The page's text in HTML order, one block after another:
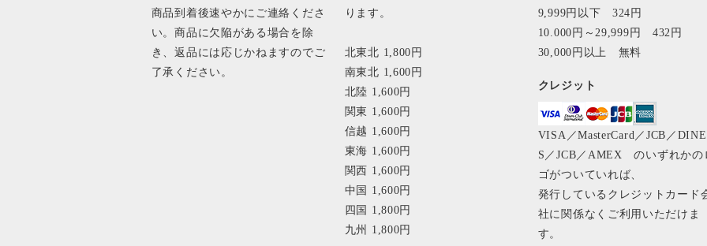
商品到着後速やかにご連絡くださ
い。商品に欠陥がある場合を除
き、返品には応じかねますのでご
了承ください。
ります。
北東北 1,800円
南東北 1,600円
北陸 1,600円
関東 1,600円
信越 1,600円
東海 1,600円
関西 1,600円
中国 1,600円
四国 1,800円
九州 1,800円
9,999円以下 324円
10.000円～29,999円 432円
30,000円以上 無料
クレジット
VISA／MasterCard／JCB／
S／JCB／AMEX のいずれかの
ゴがついていれば、
発行しているクレジットカード
社に関係なくご利用いただけま
す。